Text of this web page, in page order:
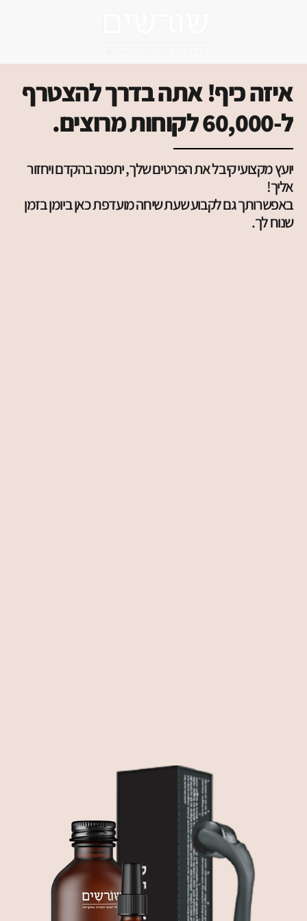
איזה כיף! אתה בדרך להצטרף
ל-60,000 לקוחות מרוצים.
יועץ מקצועי קיבל את הפרטים שלך, יתפנה בהקדם ויחזור
אליך!
באפשרותך גם לקבוע שעת שיחה מועדפת כאן ביומן בזמן
שנוח לך.